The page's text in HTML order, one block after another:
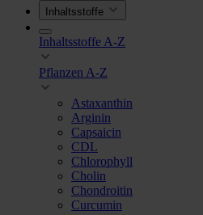
Inhaltsstoffe
Inhaltsstoffe A-Z
Pflanzen A-Z
Astaxanthin
Arginin
Capsaicin
CDL
Chlorophyll
Cholin
Chondroitin
Curcumin